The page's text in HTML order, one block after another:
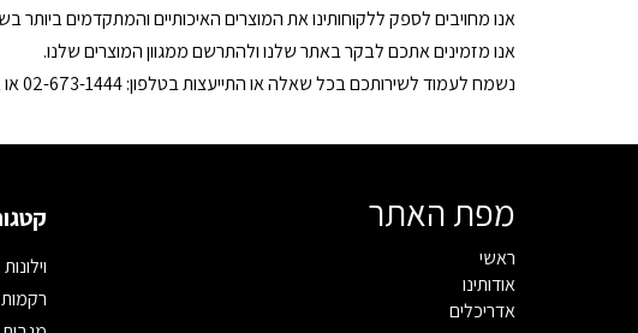
אנו מחויבים לספק ללקוחותינו את המוצרים האיכותיים והמתקדמים ביותר
אנו מזמינים אתכם לבקר באתר שלנו ולהתרשם ממגוון המוצרים שלנו.
נשמח לעמוד לשירותכם בכל שאלה או התייעצות בטלפון: 02-673-1444 או במייל:
מפת האתר
ראשי
אודותינו
אדריכלים
וילונות
רקמות